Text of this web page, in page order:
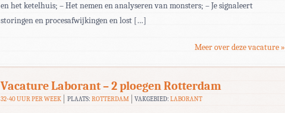
en het ketelhuis; – Het nemen en analyseren van monsters; – Je signaleert
storingen en procesafwijkingen en lost […]
Meer over deze vacature »
Vacature Laborant – 2 ploegen Rotterdam
32-40 UUR PER WEEK PLAATS: ROTTERDAM VAKGEBIED:LABORANT